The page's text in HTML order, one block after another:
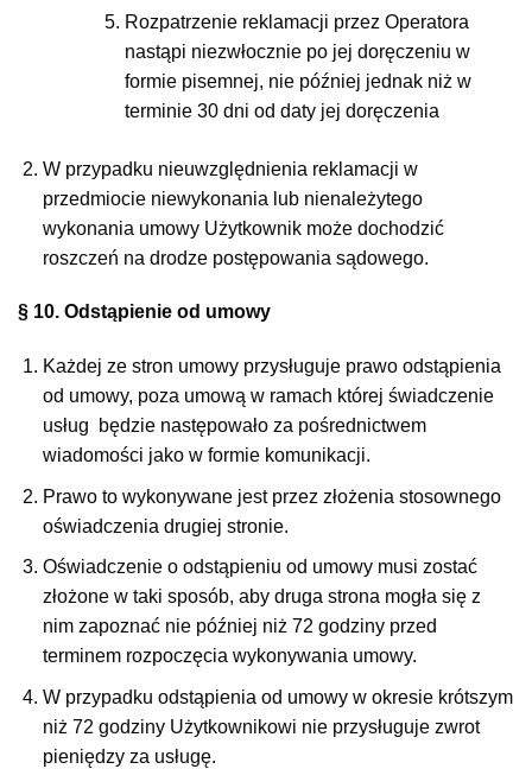
Rozpatrzenie reklamacji przez Operatora
nastąpi niezwłocznie po jej doręczeniu w
formie pisemnej, nie później jednak niż w
terminie 30 dni od daty jej doręczenia
W przypadku nieuwzględnienia reklamacji w
przedmiocie niewykonania lub nienależytego
wykonania umowy Użytkownik może dochodzić
roszczeń na drodze postępowania sądowego.
§ 10. Odstąpienie od umowy
Każdej ze stron umowy przysługuje prawo odstąpienia
od umowy, poza umową w ramach której świadczenie
usług będzie następowało za pośrednictwem
wiadomości jako w formie komunikacji.
Prawo to wykonywane jest przez złożenia stosownego
oświadczenia drugiej stronie.
Oświadczenie o odstąpieniu od umowy musi zostać
złożone w taki sposób, aby druga strona mogła się z
nim zapoznać nie później niż 72 godziny przed
terminem rozpoczęcia wykonywania umowy.
W przypadku odstąpienia od umowy w okresie krótszym
niż 72 godziny Użytkownikowi nie przysługuje zwrot
pieniędzy za usługę.